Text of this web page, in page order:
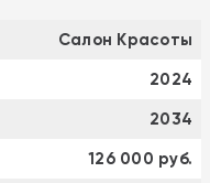
Салон Красоты
2024
2034
126 000 руб.